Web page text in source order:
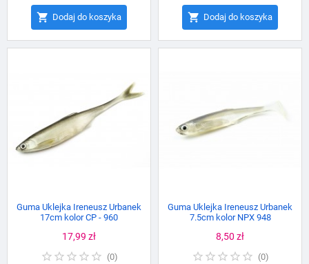
 Dodaj do koszyka  Dodaj do koszyka
Guma Uklejka Ireneusz Urbanek
17cm kolor CP - 960
Cena
17,99 zł
(0)
Guma Uklejka Ireneusz Urbanek
7.5cm kolor NPX 948
Cena
8,50 zł
(0)